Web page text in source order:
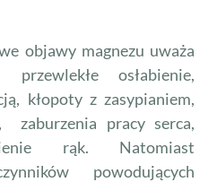
objawy magnezu uważa
przewlekłe osłabienie,
kłopoty z zasypianiem,
pracy serca,
rąk. Natomiast
powodujących